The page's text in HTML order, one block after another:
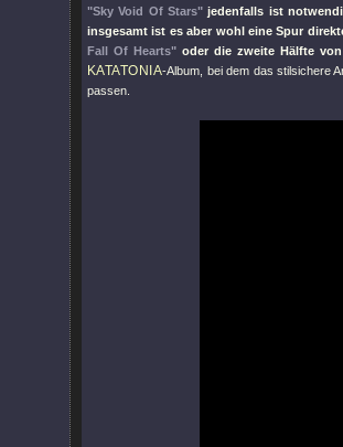
"Sky Void Of Stars" jedenfalls ist
insgesamt ist es aber wohl eine Spur
Fall Of Hearts" oder die zweite Hälfte
KATATONIA-Album, bei dem das stilsichere
passen.